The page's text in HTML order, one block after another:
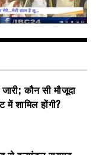
कौन सी मौजूदा
शामिल होंगी?